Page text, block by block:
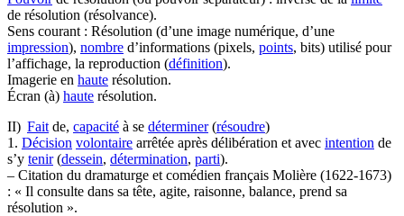
de résolution (résolvance).
Sens courant : Résolution (d’une image numérique, d’une
impression), nombre d’informations (pixels, points, bits) utilisé pour
l’affichage, la reproduction (définition).
Imagerie en haute résolution.
Écran (à) haute résolution.
II) Fait de, capacité à se déterminer(résoudre)
1. Décision volontaire arrêtée après délibération et avec intention de
s’y tenir(dessein, détermination, parti).
– Citation du dramaturge et comédien français Molière (1622-1673)
: « Il consulte dans sa tête, agite, raisonne, balance, prend sa
résolution ».